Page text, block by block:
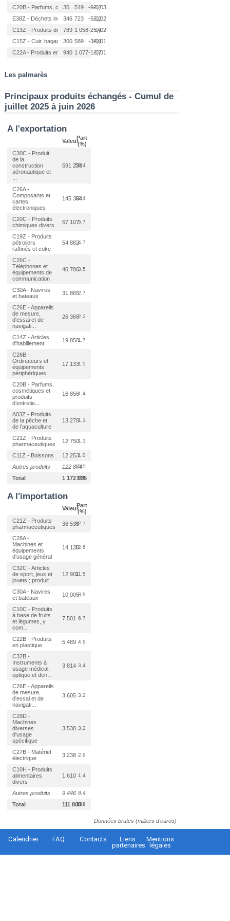
C20B - Parfums, cosmétiques et...
35 519 -93,2
-0,03
E38Z - Déchets industriels
346 723 -52,2
-0,02
C13Z - Produits de l'industrie...
789 1 058-25,4
-0,02
C15Z - Cuir, bagages et chauss...
360 589 -38,9
-0,01
C22A - Produits en caoutchouc
940 1 077-12,7
-0,01
Les palmarès
Principaux produits échangés - Cumul de
juillet 2025 à juin 2026
A l'exportation
ValeurPart
(%)
C30C - Produit
de la
construction
aéronautique et
...
591 238
50,4
C26A -
Composants et
cartes
électroniques
145 394
12,4
C20C - Produits
chimiques divers
67 1075,7
C19Z - Produits
pétroliers
raffinés et coke
54 8824,7
C26C -
Téléphones et
équipements de
communication
40 7863,5
C30A - Navires
et bateaux
31 8652,7
C26E - Appareils
de mesure,
d'essai et de
navigati...
26 3682,2
C14Z - Articles
d'habillement
19 8501,7
C26B -
Ordinateurs et
équipements
périphériques
17 1331,5
C20B - Parfums,
cosmétiques et
produits
d’entretie...
16 8561,4
A03Z - Produits
de la pêche et
de l'aquaculture
13 2781,1
C21Z - Produits
pharmaceutiques
12 7501,1
C11Z - Boissons 12 2531,0
Autres produits 122 874
10,5
Total 1 172 635
100
A l'importation
ValeurPart
(%)
C21Z - Produits
pharmaceutiques
36 53332,7
C28A -
Machines et
équipements
d'usage général
14 12012,6
C32C - Articles
de sport, jeux et
jouets ; produit...
12 90111,5
C30A - Navires
et bateaux
10 0058,9
C10C - Produits
à base de fruits
et légumes, y
com...
7 501 6,7
C22B - Produits
en plastique
5 489 4,9
C32B -
Instruments à
usage médical,
optique et den...
3 814 3,4
C26E - Appareils
de mesure,
d'essai et de
navigati...
3 605 3,2
C28D -
Machines
diverses
d'usage
spécifique
3 538 3,2
C27B - Matériel
électrique
3 238 2,9
C10H - Produits
alimentaires
divers
1 610 1,4
Autres produits 9 446 8,4
Total 111 800100
Données brutes (milliers d'euros)
Calendrier FAQ Contacts Liens
partenaires
Mentions
légales